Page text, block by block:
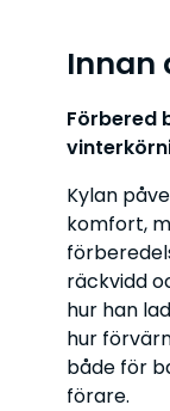
Innan
Förbered
Kylan
komfort,
räckvidd
hur han
hur
både för
förare.